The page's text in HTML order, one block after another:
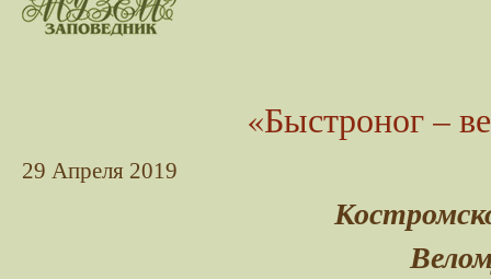
«Быстроног –
29 Апреля 2019